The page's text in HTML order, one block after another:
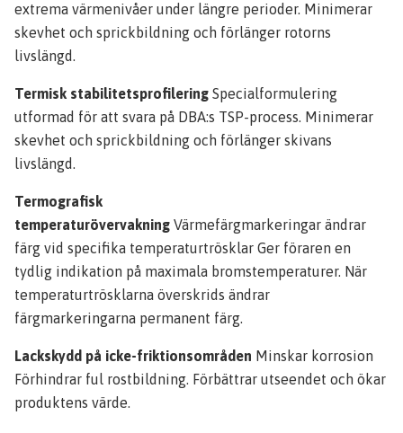
extrema värmenivåer under längre perioder. Minimerar
skevhet och sprickbildning och förlänger rotorns
livslängd.
Termisk stabilitetsprofilering Specialformulering
utformad för att svara på DBA:s TSP-process. Minimerar
skevhet och sprickbildning och förlänger skivans
livslängd.
Termografisk
temperaturövervakning Värmefärgmarkeringar ändrar
färg vid specifika temperaturtrösklar Ger föraren en
tydlig indikation på maximala bromstemperaturer. När
temperaturtrösklarna överskrids ändrar
färgmarkeringarna permanent färg.
Lackskydd på icke-friktionsområden Minskar korrosion
Förhindrar ful rostbildning. Förbättrar utseendet och ökar
produktens värde.